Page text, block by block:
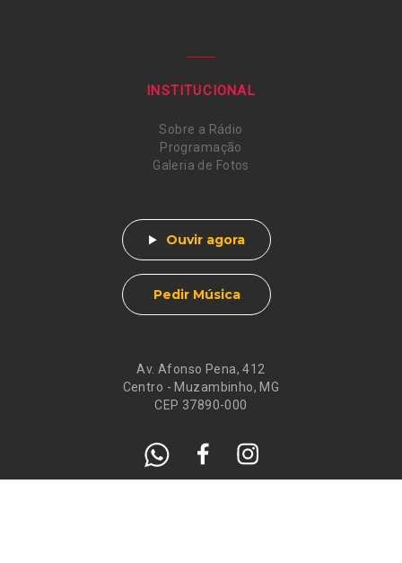
Av. Afonso Pena, 412
Centro - Muzambinho, MG
CEP 37890-000
INSTITUCIONAL
Sobre a Rádio
Programação
Galeria de Fotos
Ouvir agora
Pedir Música